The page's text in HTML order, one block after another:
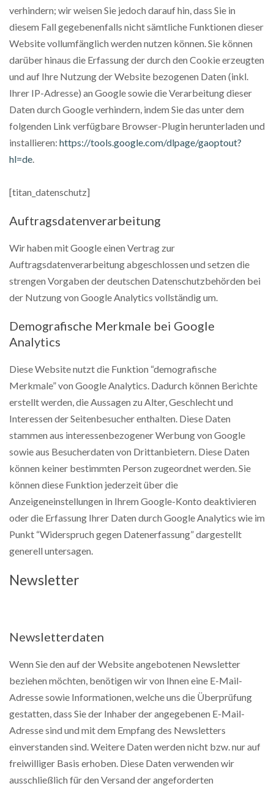
verhindern; wir weisen Sie jedoch darauf hin, dass Sie in
diesem Fall gegebenenfalls nicht sämtliche Funktionen dieser
Website vollumfänglich werden nutzen können. Sie können
darüber hinaus die Erfassung der durch den Cookie erzeugten
und auf Ihre Nutzung der Website bezogenen Daten (inkl.
Ihrer IP-Adresse) an Google sowie die Verarbeitung dieser
Daten durch Google verhindern, indem Sie das unter dem
folgenden Link verfügbare Browser-Plugin herunterladen und
installieren: https://tools.google.com/dlpage/gaoptout?
hl=de
[titan_datenschutz]
Auftragsdatenverarbeitung
Wir haben mit Google einen Vertrag zur
Auftragsdatenverarbeitung abgeschlossen und setzen die
strengen Vorgaben der deutschen Datenschutzbehörden bei
der Nutzung von Google Analytics vollständig um.
Demografische Merkmale bei Google
Analytics
Diese Website nutzt die Funktion “demografische
Merkmale” von Google Analytics. Dadurch können Berichte
erstellt werden, die Aussagen zu Alter, Geschlecht und
Interessen der Seitenbesucher enthalten. Diese Daten
stammen aus interessenbezogener Werbung von Google
sowie aus Besucherdaten von Drittanbietern. Diese Daten
können keiner bestimmten Person zugeordnet werden. Sie
können diese Funktion jederzeit über die
Anzeigeneinstellungen in Ihrem Google-Konto deaktivieren
oder die Erfassung Ihrer Daten durch Google Analytics wie im
Punkt “Widerspruch gegen Datenerfassung” dargestellt
generell untersagen.
Newsletter
Newsletterdaten
Wenn Sie den auf der Website angebotenen Newsletter
beziehen möchten, benötigen wir von Ihnen eine E-Mail-
Adresse sowie Informationen, welche uns die Überprüfung
gestatten, dass Sie der Inhaber der angegebenen E-Mail-
Adresse sind und mit dem Empfang des Newsletters
einverstanden sind. Weitere Daten werden nicht bzw. nur auf
freiwilliger Basis erhoben. Diese Daten verwenden wir
ausschließlich für den Versand der angeforderten